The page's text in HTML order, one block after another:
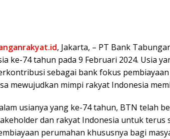
, Jakarta, – PT Bank
ke-74 tahun pada 9 Februari 2024. Usia
sebagai bank fokus
mewujudkan mimpi rakyat Indonesia
usianya yang ke-74 tahun, BTN telah
dan rakyat Indonesia untuk terus
perumahan khususnya bagi